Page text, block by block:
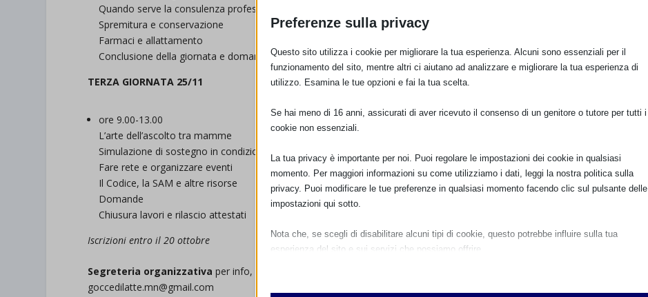
Quando serve la consulenza professionale e come inviare al professionista
Spremitura e conservazione
Farmaci e allattamento
Conclusione della giornata e domande
TERZA GIORNATA 25/11
ore 9.00-13.00
L’arte dell’ascolto tra mamme
Simulazione di sostegno in condizioni reali/virtuali
Fare rete e organizzare eventi
Il Codice, la SAM e altre risorse
Domande
Chiusura lavori e rilascio attestati
Iscrizioni entro il 20 ottobre
Segreteria organizzativa per info, costi, ecc:
goccedilatte.mn@gmail.com
Preferenze sulla privacy
Questo sito utilizza i cookie per migliorare la tua esperienza. Alcuni sono essenziali per il
funzionamento del sito, mentre altri ci aiutano ad analizzare e migliorare la tua esperienza di
utilizzo. Esamina le tue opzioni e fai la tua scelta.
Se hai meno di 16 anni, assicurati di aver ricevuto il consenso di un genitore o tutore per tutti i
cookie non essenziali.
La tua privacy è importante per noi. Puoi regolare le impostazioni dei cookie in qualsiasi
momento. Per maggiori informazioni su come utilizziamo i dati, leggi la nostra politica sulla
privacy. Puoi modificare le tue preferenze in qualsiasi momento facendo clic sul pulsante delle
impostazioni qui sotto.
Nota che, se scegli di disabilitare alcuni tipi di cookie, questo potrebbe influire sulla tua
esperienza del sito e sui servizi che possiamo offrire.